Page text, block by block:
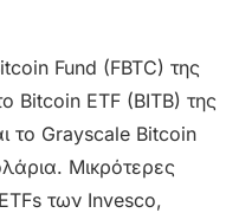
Fund (FBTC) της
Bitcoin ETF (BITB) της
το Grayscale Bitcoin
Μικρότερες
των Invesco,